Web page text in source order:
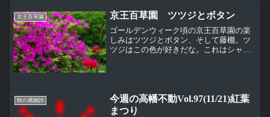
を撮っていた人と同じアン...
京王百草園 京王百草園 ツツジとボタン
ゴールデンウィーク頃の京王百草園の楽
しみはツツジとボタン、そして藤棚。ツ
ツジはこの色が好きだな。これはシャク
秋の風物詩
今週の高幡不動Vol.97(11/21)紅葉
まつり